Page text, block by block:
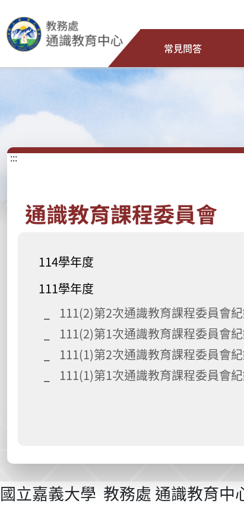
常見問答
:::
通識教育課程委員會
114學年度
111學年度
111(2)第2次通識教育課程委員會
111(2)第1次通識教育課程委員會
111(1)第2次通識教育課程委員會
111(1)第1次通識教育課程委員會
國立嘉義大學 教務處 通識教育